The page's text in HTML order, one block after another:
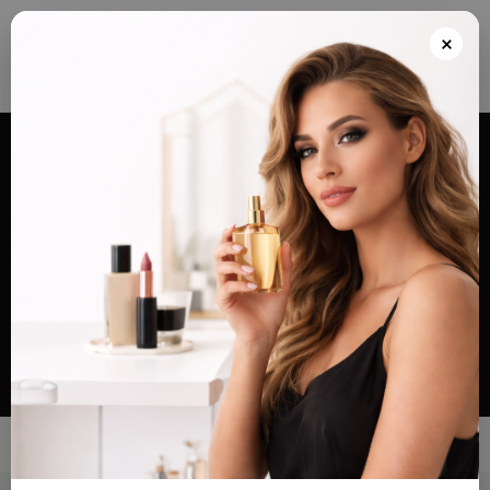
Envios grátis a partir de 100€ para Portugal e Continental e Península Espanhola
ou Levante e pague as suas encomendas nas nossas instalações em Almada
após realizar o seu pedido(indicar no final do pedido)
×